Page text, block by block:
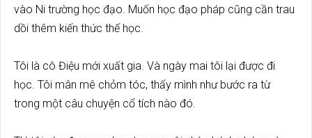
vào Ni trường học đạo. Muốn học đạo pháp cũng cần trau
dồi thêm kiến thức thế học.
Tôi là cô Điệu mới xuất gia. Và ngày mai tôi lại được đi
học. Tôi mân mê chỏm tóc, thấy mình như bước ra từ
trong một câu chuyện cổ tích nào đó.